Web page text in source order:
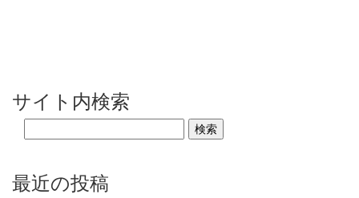
サイト内検索
最近の投稿